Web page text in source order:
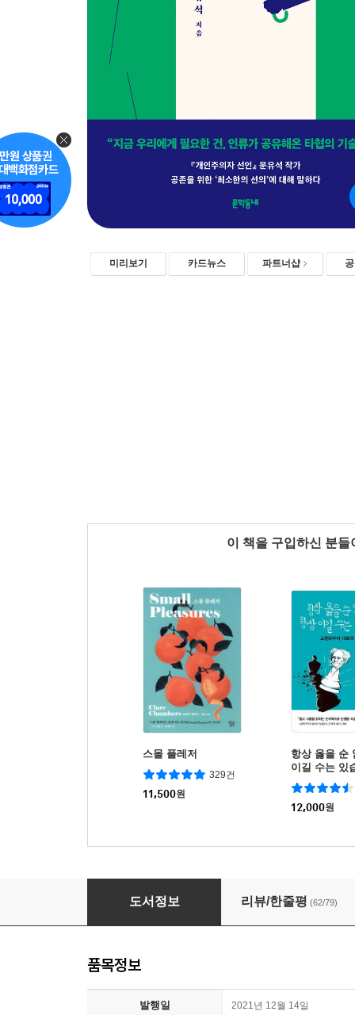
미리보기 카드뉴스 파트너샵
이 책을 구입하신 분
스몰 플레저
329건
11,500원
항상 옳을 순
이길 수는 있
12,000원
최소한의 선의
도서정보 리뷰/한줄평 (62/79)
품목정보
발행일 2021년 12월 14일